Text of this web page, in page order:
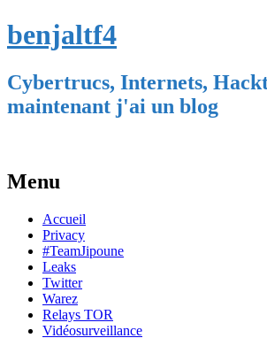
benjaltf4
Cybertrucs, Internets,
maintenant j'ai un blog
Menu
Skip
content
Accueil
Privacy
#TeamJipoune
Leaks
Twitter
Warez
Relays TOR
Vidéosurveillance